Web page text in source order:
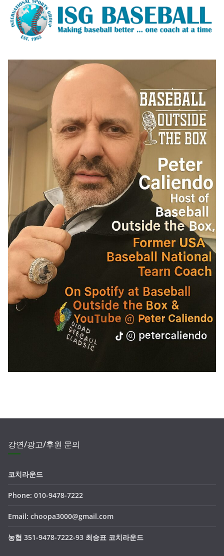
강연/광고/후원 문의
코치라운드
Phone: 010-9478-7222
Email: choopa3000@gmail.com
농협 351-9478-7222-93 최승표 코치라운드